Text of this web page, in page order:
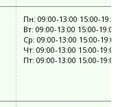
Пн: 09:00-13:00 15:00-
Вт: 09:00-13:00 15:00-19:00
Ср: 09:00-13:00 15:00-19:00
Чт: 09:00-13:00 15:00-19:00
Пт: 09:00-13:00 15:00-19:00